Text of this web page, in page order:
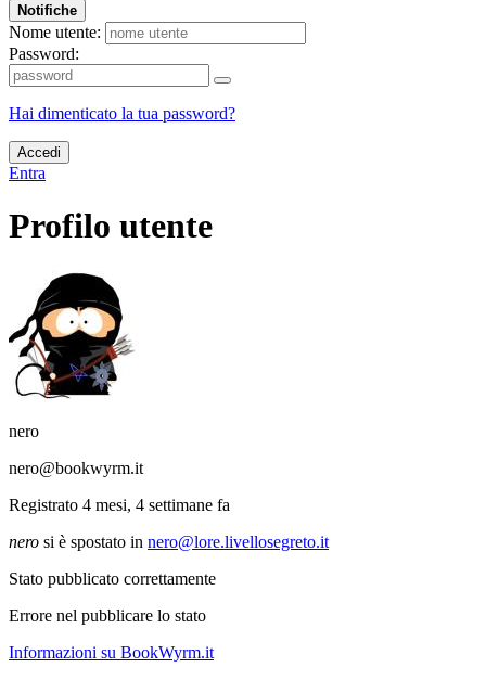
Notifiche
Nome utente:
Password:
Hai dimenticato la tua password?
Accedi
Entra
Profilo utente
nero
nero@bookwyrm.it
Registrato 4 mesi, 4 settimane fa
nero si è spostato in nero@lore.livellosegreto.it
Stato pubblicato correttamente
Errore nel pubblicare lo stato
Informazioni su BookWyrm.it